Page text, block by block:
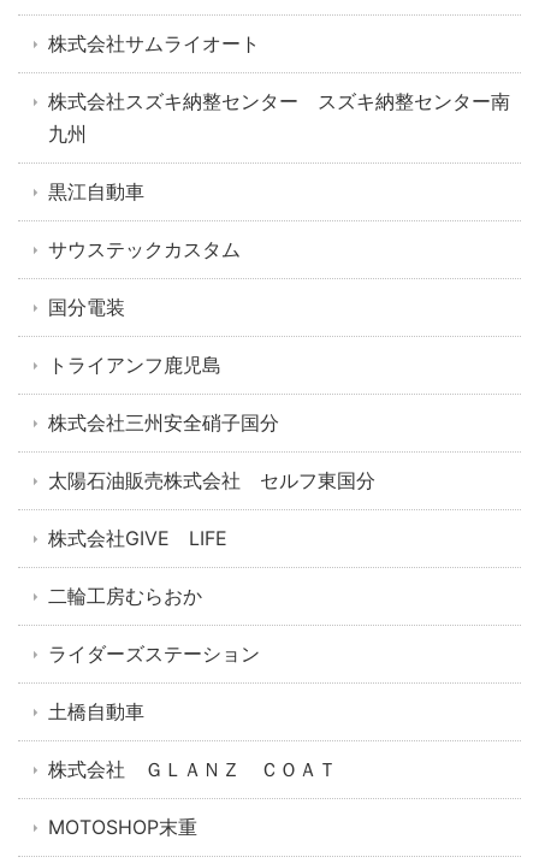
株式会社サムライオート
株式会社スズキ納整センター スズキ納整センター南
九州
黒江自動車
サウステックカスタム
国分電装
トライアンフ鹿児島
株式会社三州安全硝子国分
太陽石油販売株式会社 セルフ東国分
株式会社GIVE LIFE
二輪工房むらおか
ライダーズステーション
土橋自動車
株式会社 ＧＬＡＮＺ ＣＯＡＴ
MOTOSHOP末重